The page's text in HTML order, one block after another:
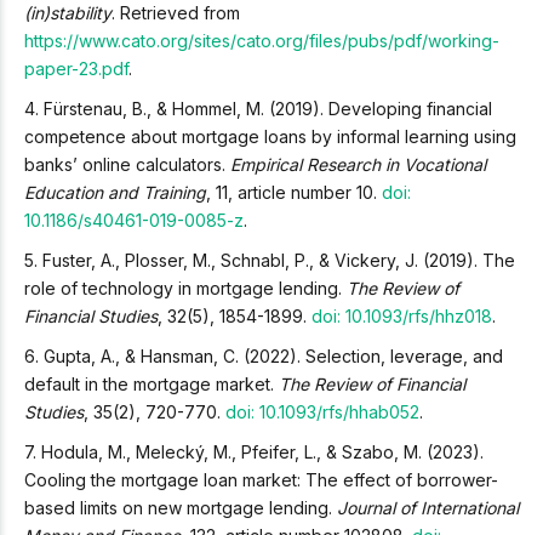
(in)stability. Retrieved from
https://www.cato.org/sites/cato.org/files/pubs/pdf/working-
paper-23.pdf.
4. Fürstenau, B., & Hommel, M. (2019). Developing financial
competence about mortgage loans by informal learning using
banks’ online calculators. Empirical Research in Vocational
Education and Training, 11, article number 10. doi:
10.1186/s40461-019-0085-z.
5. Fuster, A., Plosser, M., Schnabl, P., & Vickery, J. (2019). The
role of technology in mortgage lending. The Review of
Financial Studies, 32(5), 1854-1899. doi: 10.1093/rfs/hhz018.
6. Gupta, A., & Hansman, C. (2022). Selection, leverage, and
default in the mortgage market. The Review of Financial
Studies, 35(2), 720-770. doi: 10.1093/rfs/hhab052.
7. Hodula, M., Melecký, M., Pfeifer, L., & Szabo, M. (2023).
Cooling the mortgage loan market: The effect of borrower-
based limits on new mortgage lending. Journal of International